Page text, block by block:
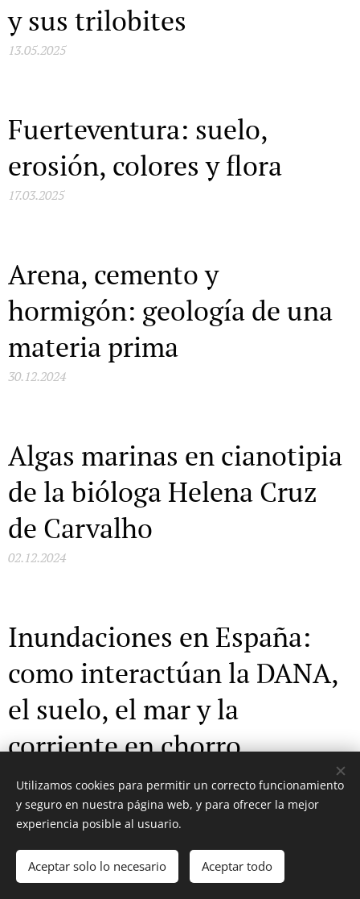
y sus trilobites
13.05.2025
Fuerteventura: suelo,
erosión, colores y flora
17.03.2025
Arena, cemento y
hormigón: geología de una
materia prima
30.12.2024
Algas marinas en cianotipia
de la bióloga Helena Cruz
de Carvalho
02.12.2024
Inundaciones en España:
como interactúan la DANA,
el suelo, el mar y la
corriente en chorro
Amianto: geología de un
mineral siniestro
Utilizamos cookies para permitir un correcto funcionamiento
y seguro en nuestra página web, y para ofrecer la mejor
experiencia posible al usuario.
Aceptar solo lo necesario Aceptar todo